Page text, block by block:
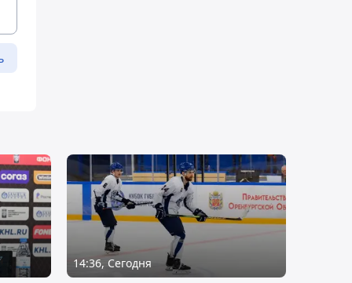
14:36, Сегодня